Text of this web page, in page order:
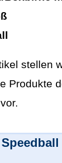
stellen
Produkte